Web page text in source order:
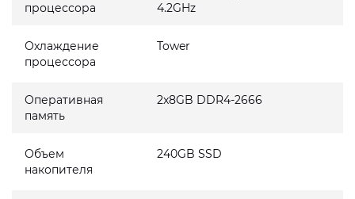
процессора
4.2GHz
Охлаждение
процессора
Tower
Оперативная
память
2x8GB DDR4-2666
Объем
накопителя
240GB SSD